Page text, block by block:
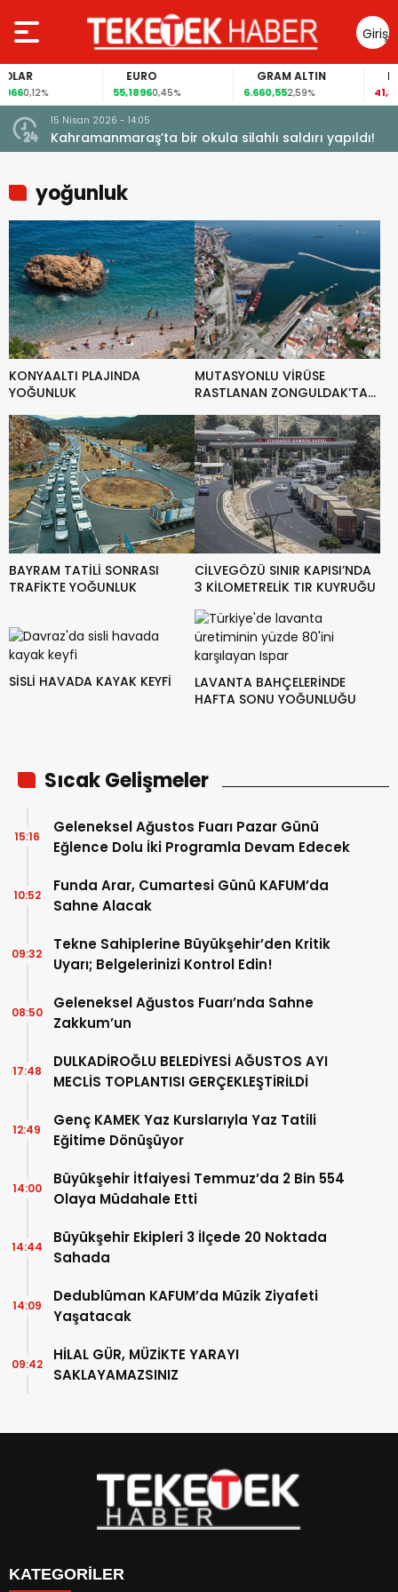
Giriş
Yap
0,12%
EURO
55,18960,45%
GRAM ALTIN
6.660,552,59%
FAİZ
41,30-
15 Nisan 2026 - 14:05
Kahramanmaraş’ta bir okula silahlı saldırı yapıldı!
yoğunluk
KONYAALTI PLAJINDA
YOĞUNLUK
MUTASYONLU VİRÜSE
RASTLANAN ZONGULDAK’TA
BAYRAM TATİLİ SONRASI
TRAFİKTE YOĞUNLUK
CİLVEGÖZÜ SINIR KAPISI’NDA
3 KİLOMETRELİK TIR KUYRUĞU
SİSLİ HAVADA KAYAK KEYFİ
LAVANTA BAHÇELERİNDE
HAFTA SONU YOĞUNLUĞU
Sıcak Gelişmeler
Geleneksel Ağustos Fuarı Pazar Günü
Eğlence Dolu İki Programla Devam Edecek
15:16
Funda Arar, Cumartesi Günü KAFUM’da
Sahne Alacak
10:52
Tekne Sahiplerine Büyükşehir’den Kritik
Uyarı; Belgelerinizi Kontrol Edin!
09:32
Geleneksel Ağustos Fuarı’nda Sahne
Zakkum’un
08:50
DULKADİROĞLU BELEDİYESİ AĞUSTOS AYI
MECLİS TOPLANTISI GERÇEKLEŞTİRİLDİ
17:48
Genç KAMEK Yaz Kurslarıyla Yaz Tatili
Eğitime Dönüşüyor
12:49
Büyükşehir İtfaiyesi Temmuz’da 2 Bin 554
Olaya Müdahale Etti
14:00
Büyükşehir Ekipleri 3 İlçede 20 Noktada
Sahada
14:44
Dedublüman KAFUM’da Müzik Ziyafeti
Yaşatacak
14:09
HİLAL GÜR, MÜZİKTE YARAYI
SAKLAYAMAZSINIZ
09:42
KATEGORİLER